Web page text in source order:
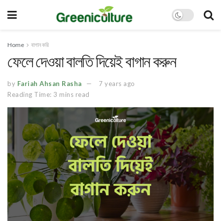
Home বাগান করি
ফেলে দেওয়া বালতি দিয়েই বাগান করুন
by Fariah Ahsan Rasha
7 years ago
Reading Time: 3 mins read